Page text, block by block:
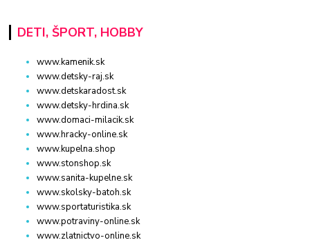
DETI, ŠPORT, HOBBY
www.kamenik.sk
www.detsky-raj.sk
www.detskaradost.sk
www.detsky-hrdina.sk
www.domaci-milacik.sk
www.hracky-online.sk
www.kupelna.shop
www.stonshop.sk
www.sanita-kupelne.sk
www.skolsky-batoh.sk
www.sportaturistika.sk
www.potraviny-online.sk
www.zlatnictvo-online.sk